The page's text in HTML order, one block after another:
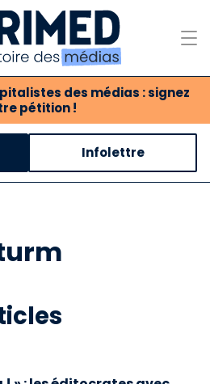
des médias : signez
pétition !
association
des médias
revue
Infolettre